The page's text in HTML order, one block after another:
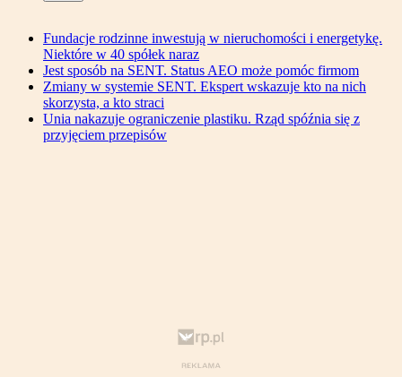
Fundacje rodzinne inwestują w nieruchomości i energetykę.
Niektóre w 40 spółek naraz
Jest sposób na SENT. Status AEO może pomóc firmom
Zmiany w systemie SENT. Ekspert wskazuje kto na nich
skorzysta, a kto straci
Unia nakazuje ograniczenie plastiku. Rząd spóźnia się z
przyjęciem przepisów